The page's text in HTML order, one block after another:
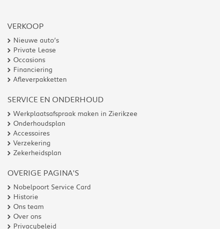
VERKOOP
Nieuwe auto’s
Private Lease
Occasions
Financiering
Afleverpakketten
SERVICE EN ONDERHOUD
Werkplaatsafspraak maken in Zierikzee
Onderhoudsplan
Accessoires
Verzekering
Zekerheidsplan
OVERIGE PAGINA'S
Nobelpoort Service Card
Historie
Ons team
Over ons
Privacybeleid